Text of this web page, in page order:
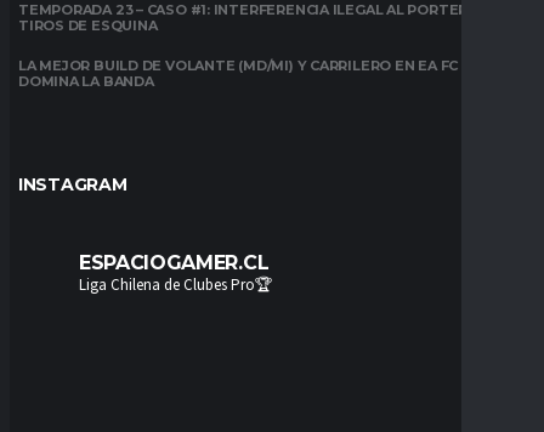
TEMPORADA 23 – CASO #1: INTERFERENCIA ILEGAL AL PORTERO EN
TIROS DE ESQUINA
LA MEJOR BUILD DE VOLANTE (MD/MI) Y CARRILERO EN EA FC 26:
DOMINA LA BANDA
INSTAGRAM
ESPACIOGAMER.CL
Liga Chilena de Clubes Pro🏆